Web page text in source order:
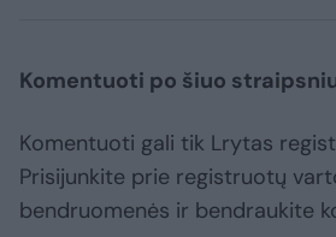
Komentuoti po šiuo
Komentuoti gali tik Lrytas
Prisijunkite prie registruotų
bendruomenės ir bendraukite